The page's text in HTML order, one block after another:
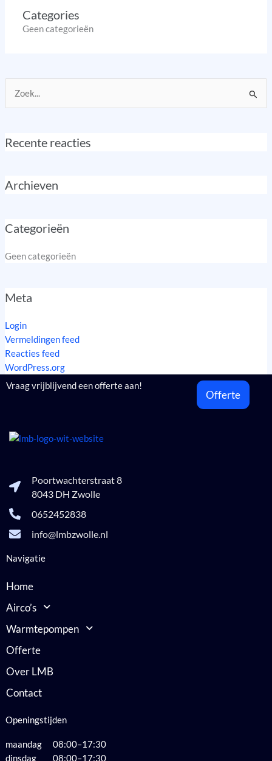
Categories
Geen categorieën
Zoek
naar:
Recente reacties
Archieven
Categorieën
Geen categorieën
Meta
Login
Vermeldingen feed
Reacties feed
WordPress.org
Vraag vrijblijvend een offerte aan!
Offerte
Poortwachterstraat 8
8043 DH Zwolle
0652452838
info@lmbzwolle.nl
Navigatie
Home
Airco’s
Warmtepompen
Offerte
Over LMB
Contact
Openingstijden
maandag 08:00–17:30
dinsdag 08:00–17:30